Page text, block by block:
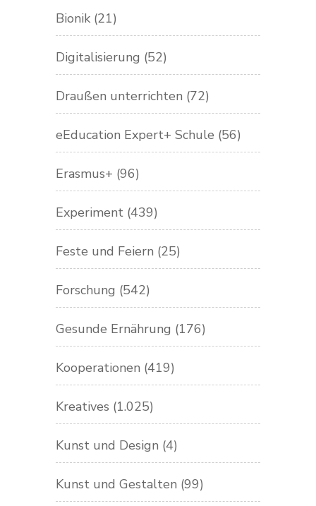
Bionik (21)
Digitalisierung (52)
Draußen unterrichten (72)
eEducation Expert+ Schule (56)
Erasmus+ (96)
Experiment (439)
Feste und Feiern (25)
Forschung (542)
Gesunde Ernährung (176)
Kooperationen (419)
Kreatives (1.025)
Kunst und Design (4)
Kunst und Gestalten (99)